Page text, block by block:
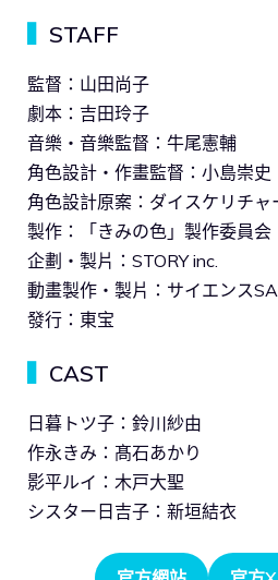
STAFF
監督：山田尚子
劇本：吉田玲子
音樂・音樂監督：牛尾憲輔
角色設計・作畫監督：小島崇史
角色設計原案：ダイスケリチャ
製作：「きみの色」製作委員会
企劃・製片：STORY inc.
動畫製作・製片：サイエンス
發行：東宝
CAST
日暮トツ子：鈴川紗由
作永きみ：髙石あかり
影平ルイ：木戸大聖
シスター日吉子：新垣結衣